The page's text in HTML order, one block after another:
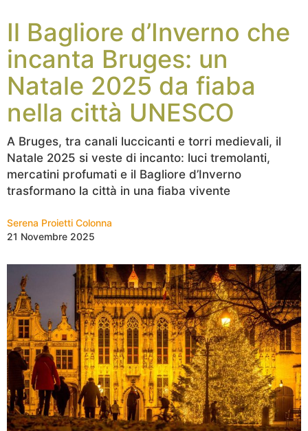
Il Bagliore d’Inverno che
incanta Bruges: un
Natale 2025 da fiaba
nella città UNESCO
A Bruges, tra canali luccicanti e torri medievali, il
Natale 2025 si veste di incanto: luci tremolanti,
mercatini profumati e il Bagliore d’Inverno
trasformano la città in una fiaba vivente
Serena Proietti Colonna
21 Novembre 2025